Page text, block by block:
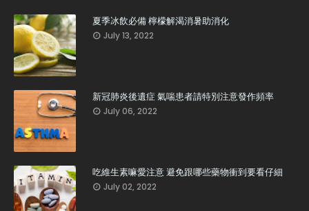
夏季冰飲必備 檸檬解渴消暑助消化
July 13, 2022
新冠肺炎後遺症 氣喘患者請特別注意發作頻率
July 06, 2022
吃維生素嘛愛注意 避免跟哪些藥物衝到要看仔細
July 02, 2022